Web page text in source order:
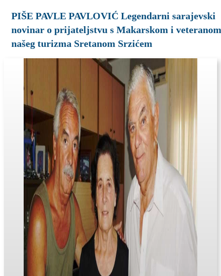
PIŠE PAVLE PAVLOVIĆ Legendarni sarajevski
novinar o prijateljstvu s Makarskom i veteranom
našeg turizma Sretanom Srzićem